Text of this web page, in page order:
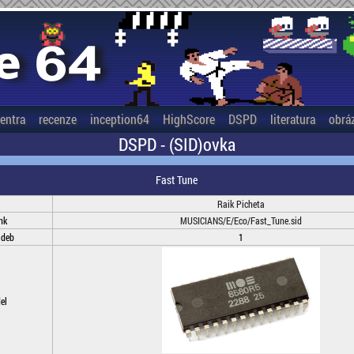
recenze inception64 HighScore DSPD literatura
DSPD - (SID)ovka
Fast Tune
Raik Picheta
MUSICIANS/E/Eco/Fast_Tune.sid
1